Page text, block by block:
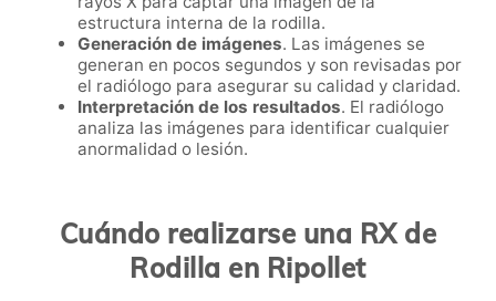
estructura interna de la rodilla.
Generación de imágenes. Las imágenes se
generan en pocos segundos y son revisadas por
el radiólogo para asegurar su calidad y claridad.
Interpretación de los resultados. El radiólogo
analiza las imágenes para identificar cualquier
anormalidad o lesión.
Cuándo realizarse una RX de
Rodilla en Ripollet